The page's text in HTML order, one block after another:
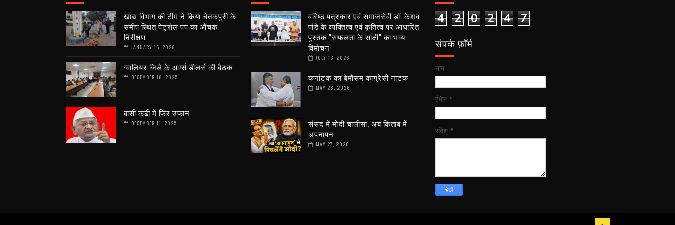
खाद्य विभाग की टीम ने किया चेतकपुरी के
समीप स्थित पेट्रोल पंप का औचक
निरीक्षण
JANUARY 16, 2026
ग्वालियर जिले के आर्म्स डीलर्स की बैठक
DECEMBER 18, 2025
बासी कढी में फिर उफान
DECEMBER 11, 2025
वरिष्ठ पत्रकार एवं समाजसेवी डॉ. केशव
पांडे के व्यक्तित्व एवं कृतित्व पर आधारित
पुस्तक "सफलता के साक्षी" का भव्य
विमोचन
JULY 13, 2026
कर्नाटक का बेमौसम कांग्रेसी नाटक
MAY 28, 2026
संसद में मोदी चालीसा, अब किताब में
अपनापन
MAY 27, 2026
4 2 0 2 4 7
संपर्क फ़ॉर्म
नाम
ईमेल *
संदेश *